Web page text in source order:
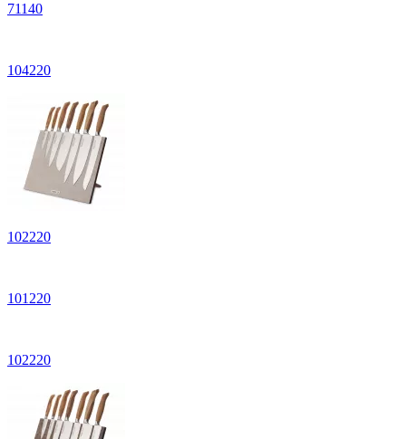
71140
104220
102220
101220
102220